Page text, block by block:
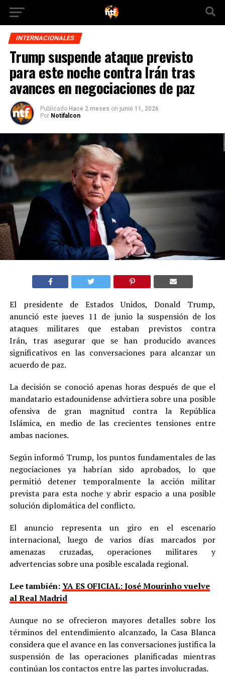
INTERNACIONALES
Trump suspende ataque previsto
para este noche contra Irán tras
avances en negociaciones de paz
Publicado Hace 2 meses on junio 11, 2026
Por Notifalcon
El presidente de Estados Unidos, Donald Trump,
anunció este jueves 11 de junio la suspensión de los
ataques militares que estaban previstos contra
Irán, tras asegurar que se han producido avances
significativos en las conversaciones para alcanzar un
acuerdo de paz.
La decisión se conoció apenas horas después de que el
mandatario estadounidense advirtiera sobre una posible
ofensiva de gran magnitud contra la República
Islámica, en medio de las crecientes tensiones entre
ambas naciones.
Según informó Trump, los puntos fundamentales de las
negociaciones ya habrían sido aprobados, lo que
permitió detener temporalmente la acción militar
prevista para esta noche y abrir espacio a una posible
solución diplomática del conflicto.
El anuncio representa un giro en el escenario
internacional, luego de varios días marcados por
amenazas cruzadas, operaciones militares y
advertencias sobre una posible escalada regional.
Lee también:YA ES OFICIAL: José Mourinho vuelve
al Real Madrid
Aunque no se ofrecieron mayores detalles sobre los
términos del entendimiento alcanzado, la Casa Blanca
considera que el avance en las conversaciones justifica la
suspensión de las operaciones planificadas mientras
continúan los contactos entre las partes involucradas.